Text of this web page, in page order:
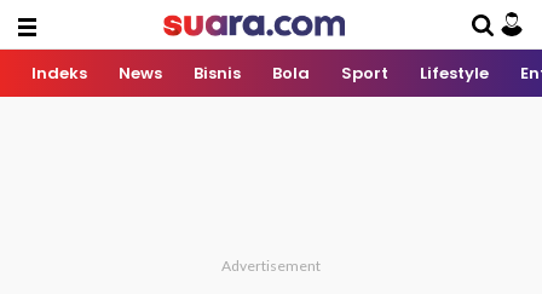
Indeks News Bisnis Bola Sport Lifestyle